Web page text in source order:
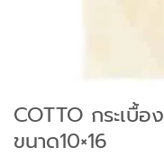
COTTO กระเบื้
ขนาด10×16